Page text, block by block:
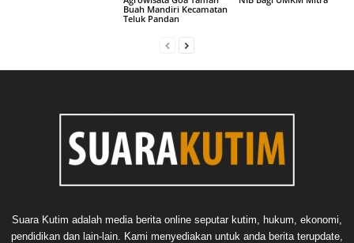
Buah Mandiri Kecamatan
Teluk Pandan
Suara Kutim adalah media berita online seputar kutim, hukum, ekonomi,
pendidikan dan lain-lain. Kami menyediakan untuk anda berita terupdate,